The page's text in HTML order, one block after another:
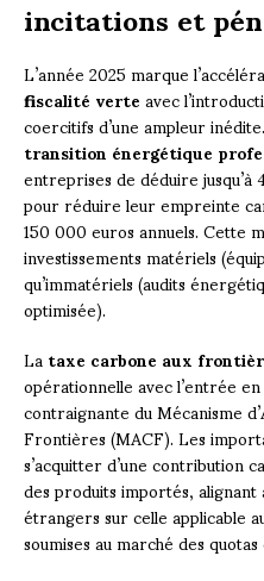
incitations et
L’année 2025 marque
fiscalité verteavec
coercitifs d’une ampleur
transition énergétique
entreprises de déduire
pour réduire leur empreinte
150 000 euros annuels. Cette
investissements matériels
qu’immatériels (audits
optimisée).
Lataxe carbone aux
opérationnelle avec l’entrée
contraignante du Mécanisme
Frontières (MACF). Les
s’acquitter d’une contribution
des produits importés,
étrangers sur celle applicable
soumises au marché des quotas